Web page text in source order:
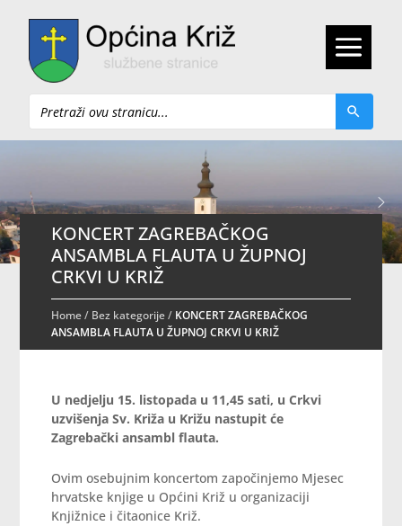
Pretraži
KONCERT ZAGREBAČKOG
ANSAMBLA FLAUTA U ŽUPNOJ
CRKVI U KRIŽ
Home/ Bez kategorije/ KONCERT ZAGREBAČKOG
ANSAMBLA FLAUTA U ŽUPNOJ CRKVI U KRIŽ
U nedjelju 15. listopada u 11,45 sati, u Crkvi
uzvišenja Sv. Križa u Križu nastupit će
Zagrebački ansambl flauta.
Ovim osebujnim koncertom započinjemo Mjesec
hrvatske knjige u Općini Križ u organizaciji
Knjižnice i čitaonice Križ.